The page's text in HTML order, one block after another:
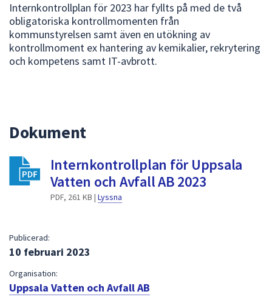
Använd
piltangenterna
för
att
välja
något
Internkontrollplan för 2023 har fyllts på med de två
obligatoriska kontrollmomenten från
kommunstyrelsen samt även en utökning av
kontrollmoment ex hantering av kemikalier, rekrytering
och kompetens samt IT-avbrott.
Dokument
Internkontrollplan för Uppsala
Vatten och Avfall AB 2023
PDF, 261 KB | Lyssna
Publicerad:
10 februari 2023
Organisation:
Uppsala Vatten och Avfall AB